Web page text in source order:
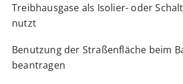
Treibhausgase als Isolier- oder
nutzt
Benutzung der Straßenfläche beim
beantragen